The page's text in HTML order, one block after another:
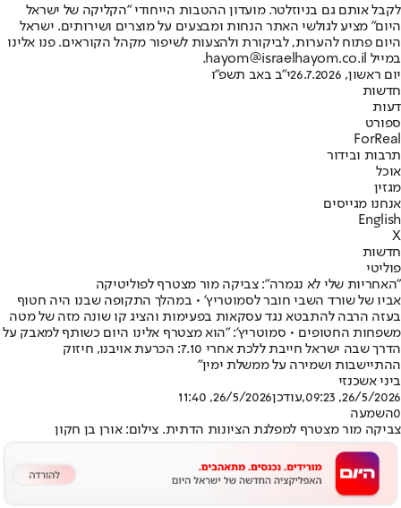
לקבל אותם גם בניוזלטר. מועדון ההטבות הייחודי "הקליקה של ישראל
היום" מציע לגולשי האתר הנחות ומבצעים על מוצרים ושירותים. ישראל
היום פתוח להערות, לביקורת ולהצעות לשיפור מקהל הקוראים. פנו אלינו
במייל hayom@israelhayom.co.il.
יום ראשון, 26.7.2026
י"ב באב תשפ"ו
חדשות
דעות
ספורט
ForReal
תרבות ובידור
אוכל
מגזין
אנחנו מגייסים
English
X
חדשות
פוליטי
"האחריות שלי לא נגמרה": צביקה מור מצטרף לפוליטיקה
אביו של שורד השבי חובר לסמוטריץ' • במהלך התקופה שבנו היה חטוף
בעזה הרבה להתבטא נגד עסקאות בפעימות והציג קו שונה מזה של מטה
משפחות החטופים • סמוטריץ': "הוא מצטרף אלינו היום כשותף למאבק על
הדרך שבה ישראל חייבת ללכת אחרי 7.10: הכרעת אויבנו, חיזוק
ההתיישבות ושמירה על ממשלת ימין"
ביני אשכנזי
26/5/2026, 09:23
,עודכן26/5/2026, 11:40
0השמעה
צביקה מור מצטרף למפלגת הציונות הדתית. צילום: אורן בן חקון